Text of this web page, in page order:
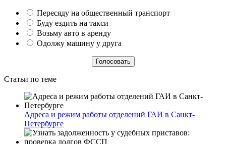
Пересяду на общественный транспорт
Буду ездить на такси
Возьму авто в аренду
Одолжу машину у друга
Статьи по теме
Адреса и режим работы отделений ГАИ в Санкт-
Петербурге